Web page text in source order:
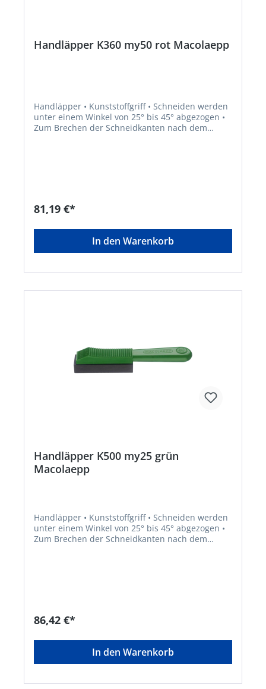
Handläpper K360 my50 rot Macolaepp
Handläpper • Kunststoffgriff • Schneiden werden
unter einem Winkel von 25° bis 45° abgezogen •
Zum Brechen der Schneidkanten nach dem
Werkzeugstandzeit Hinweis: Verwendung trocken
sowie mit Wasser oder dünnflüssigem Öl.
81,19 €*
In den Warenkorb
Handläpper K500 my25 grün
Macolaepp
Handläpper • Kunststoffgriff • Schneiden werden
unter einem Winkel von 25° bis 45° abgezogen •
Zum Brechen der Schneidkanten nach dem
Werkzeugstandzeit Hinweis: Verwendung trocken
sowie mit Wasser oder dünnflüssigem Öl.
86,42 €*
In den Warenkorb